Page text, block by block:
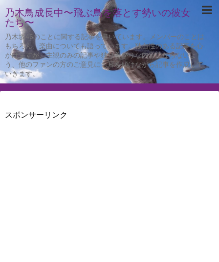
乃木鳥成長中〜飛ぶ鳥を落とす勢いの彼女
たち〜
乃木坂46のことに関する記事を書いています。メンバーのことは
もちろん、楽曲についても語っています。独自性のある記事を心
がけますが、主観のみの記事や独り善がりな内容にならないよ
う、他のファンの方のご意見にも耳を傾けながら記事を作成して
いきます。
スポンサーリンク